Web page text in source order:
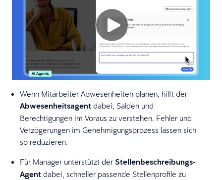
Wenn Mitarbeiter Abwesenheiten planen, hilft der
Abwesenheitsagent dabei, Salden und
Berechtigungen im Voraus zu verstehen. Fehler und
Verzögerungen im Genehmigungsprozess lassen sich
so reduzieren.
Für Manager unterstützt der Stellenbeschreibungs-
Agent dabei, schneller passende Stellenprofile zu